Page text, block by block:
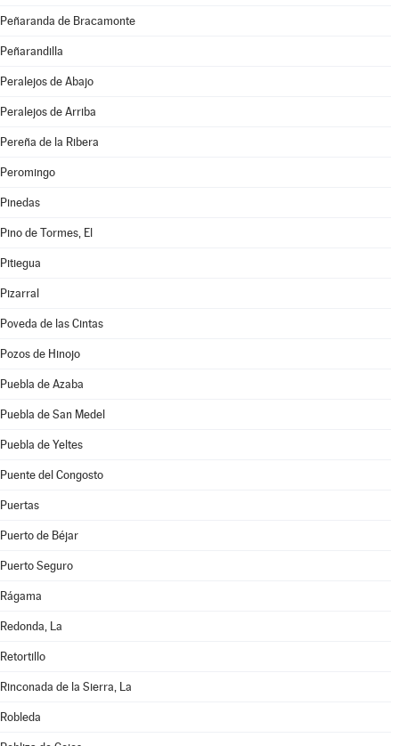
Peñaranda de Bracamonte
Peñarandilla
Peralejos de Abajo
Peralejos de Arriba
Pereña de la Ribera
Peromingo
Pinedas
Pino de Tormes, El
Pitiegua
Pizarral
Poveda de las Cintas
Pozos de Hinojo
Puebla de Azaba
Puebla de San Medel
Puebla de Yeltes
Puente del Congosto
Puertas
Puerto de Béjar
Puerto Seguro
Rágama
Redonda, La
Retortillo
Rinconada de la Sierra, La
Robleda